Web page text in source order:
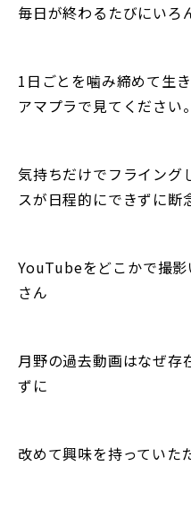
毎日が終わるたびにいろ
1日ごとを噛み締めて生
アマプラで見てください。
気持ちだけでフライング
スが日程的にできずに断
YouTubeをどこかで撮
さん
月野の過去動画はなぜ存
ずに
改めて興味を持っていた